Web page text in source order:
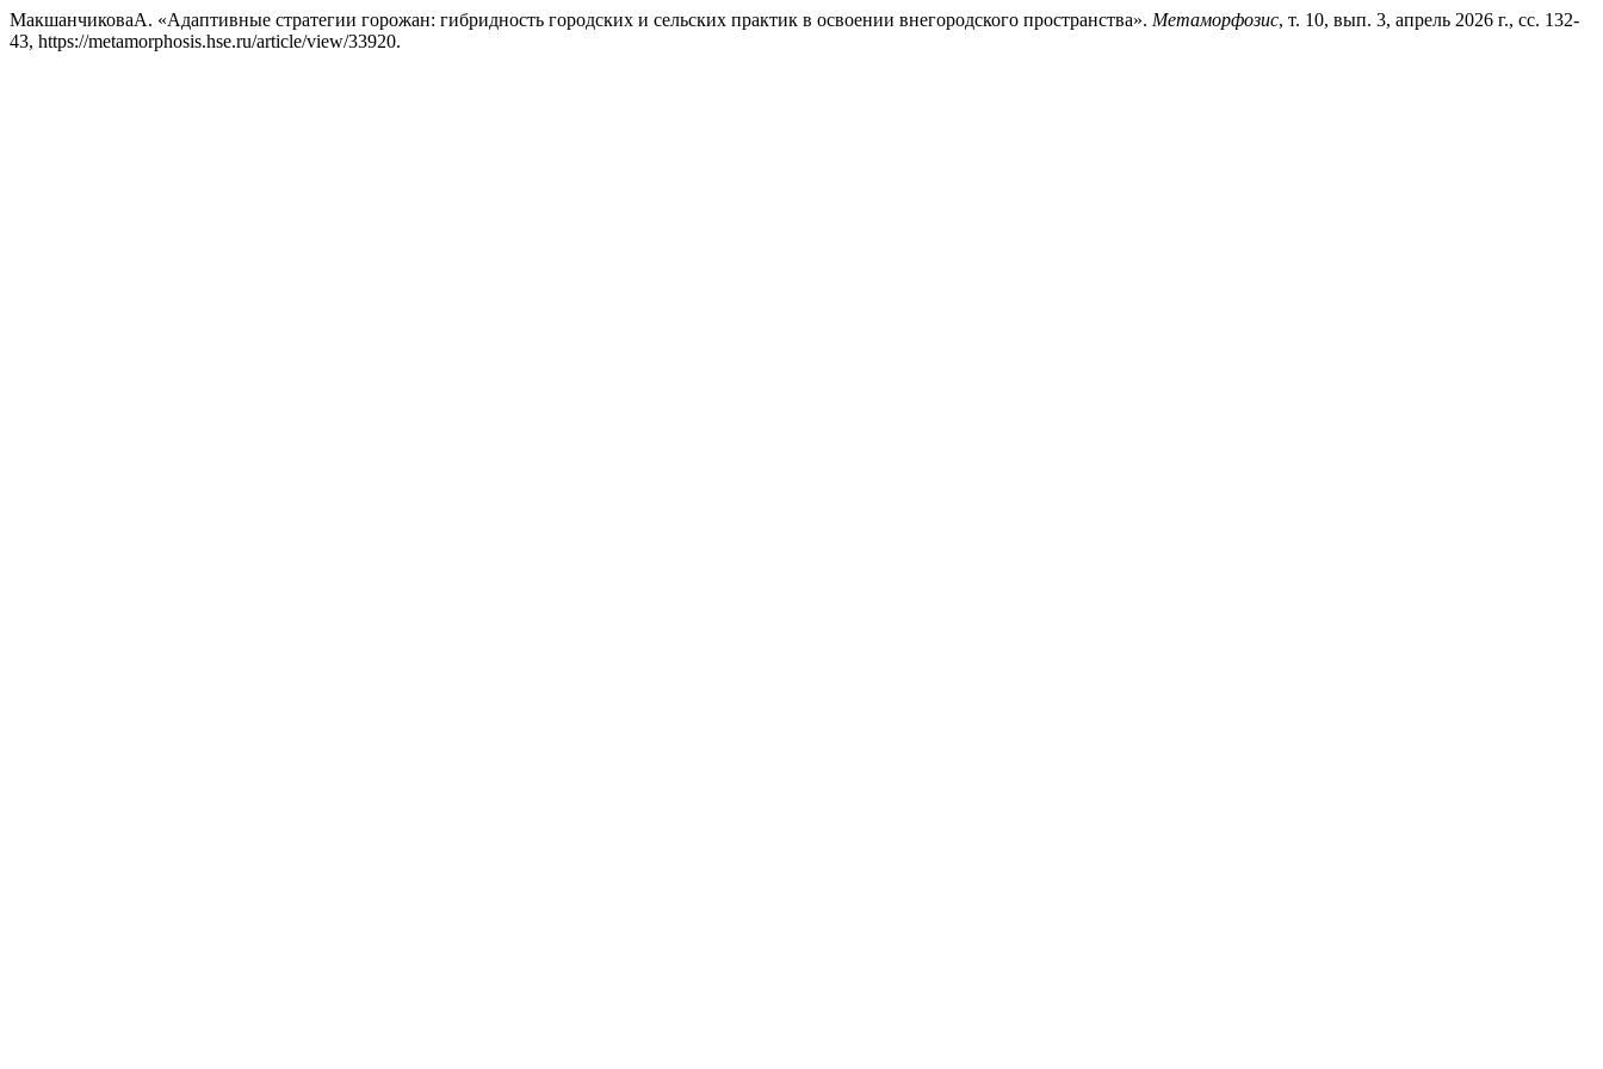
МакшанчиковаА. «Адаптивные стратегии горожан: гибридность городских и сельских практик в освоении внегородского пространства». Метаморфозис, т. 10, вып. 3, апрель 2026 г., сс. 132-
43, https://metamorphosis.hse.ru/article/view/33920.